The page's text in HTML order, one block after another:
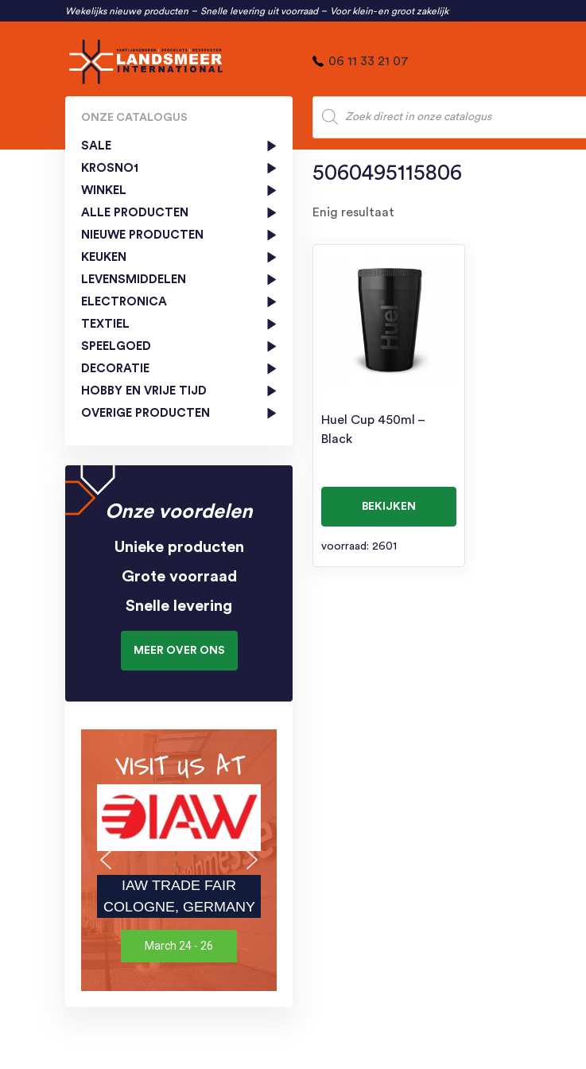
Wekelijks nieuwe producten Snelle levering uit voorraad Voor klein- en groot zakelijk
06 11 33 21 07
Producten
zoeken
ONZE CATALOGUS
SALE
KROSNO1
WINKEL
ALLE PRODUCTEN
NIEUWE PRODUCTEN
KEUKEN
LEVENSMIDDELEN
ELECTRONICA
TEXTIEL
SPEELGOED
DECORATIE
HOBBY EN VRIJE TIJD
OVERIGE PRODUCTEN
Onze voordelen
Unieke producten
Grote voorraad
Snelle levering
MEER OVER ONS
VISIT US AT
IAW TRADE FAIR
COLOGNE, GERMANY
March 24 - 26
5060495115806
Enig resultaat
Huel Cup 450ml –
Black
BEKIJKEN
voorraad: 2601